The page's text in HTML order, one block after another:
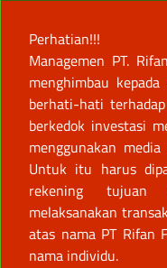
Perhatian!!!
Managemen PT.
menghimbau
berhati-hati
berkedok investasi
menggunakan
Untuk itu harus
rekening tujuan
melaksanakan
atas nama PT Rifan
nama individu.